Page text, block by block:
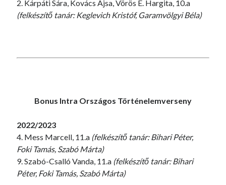
2. Kárpáti Sára, Kovács Ajsa, Vörös E. Hargita, 10.a
(felkészítő tanár: Keglevich Kristóf, Garamvölgyi Béla)
Bonus Intra Országos Történelemverseny
2022/2023
4. Mess Marcell, 11.a (felkészítő tanár: Bihari Péter,
Foki Tamás, Szabó Márta)
9. Szabó-Csalló Vanda, 11.a (felkészítő tanár: Bihari
Péter, Foki Tamás, Szabó Márta)